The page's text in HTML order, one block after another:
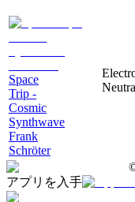
Space
Trip -
Cosmic
Synthwave
Frank
Schröter
アプリを入手